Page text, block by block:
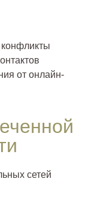
от онлайн-
сетей